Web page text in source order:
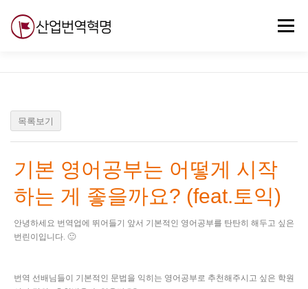
메뉴
목록보기
기본 영어공부는 어떻게 시작
하는 게 좋을까요? (feat.토익)
안녕하세요 번역업에 뛰어들기 앞서 기본적인 영어공부를 탄탄히 해두고 싶은
번린이입니다. 🙂
번역 선배님들이 기본적인 문법을 익히는 영어공부로 추천해주시고 싶은 학원